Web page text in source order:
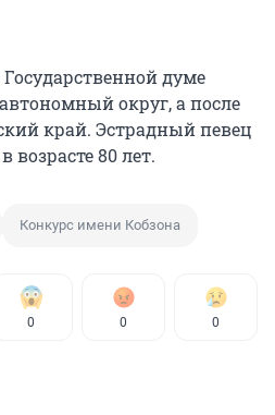
думе
округ, а после
край. Эстрадный певец
возрасте 80 лет.
Конкурс имени Кобзона
0 0 0